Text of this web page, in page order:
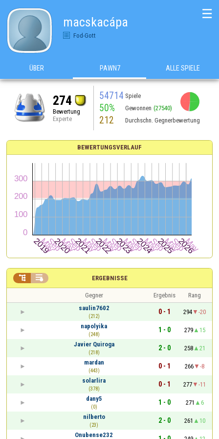
macskacápa
Fod-Gott
☰
ÜBER PAWN7 ALLE SPIELE
274
Bewertung
Experte
54714 Spiele
50% Gewonnen (27540)
212 Durchschn. Gegnerbewertung
BEWERTUNGSVERLAUF
ERGEBNISSE
 
Gegner Ergebnis
Rang
saulin7602
(212)
0 - 1 294
-20
napolyika
(248)
1 - 0 279
15
Javier Quiroga
(218)
2 - 0 258
21
mardan
(443)
0 - 1 266
-8
solarlira
(378)
0 - 1 277
-11
dany5
(0)
1 - 0 271
6
nilberto
(23)
2 - 0 261
10
Onubense232